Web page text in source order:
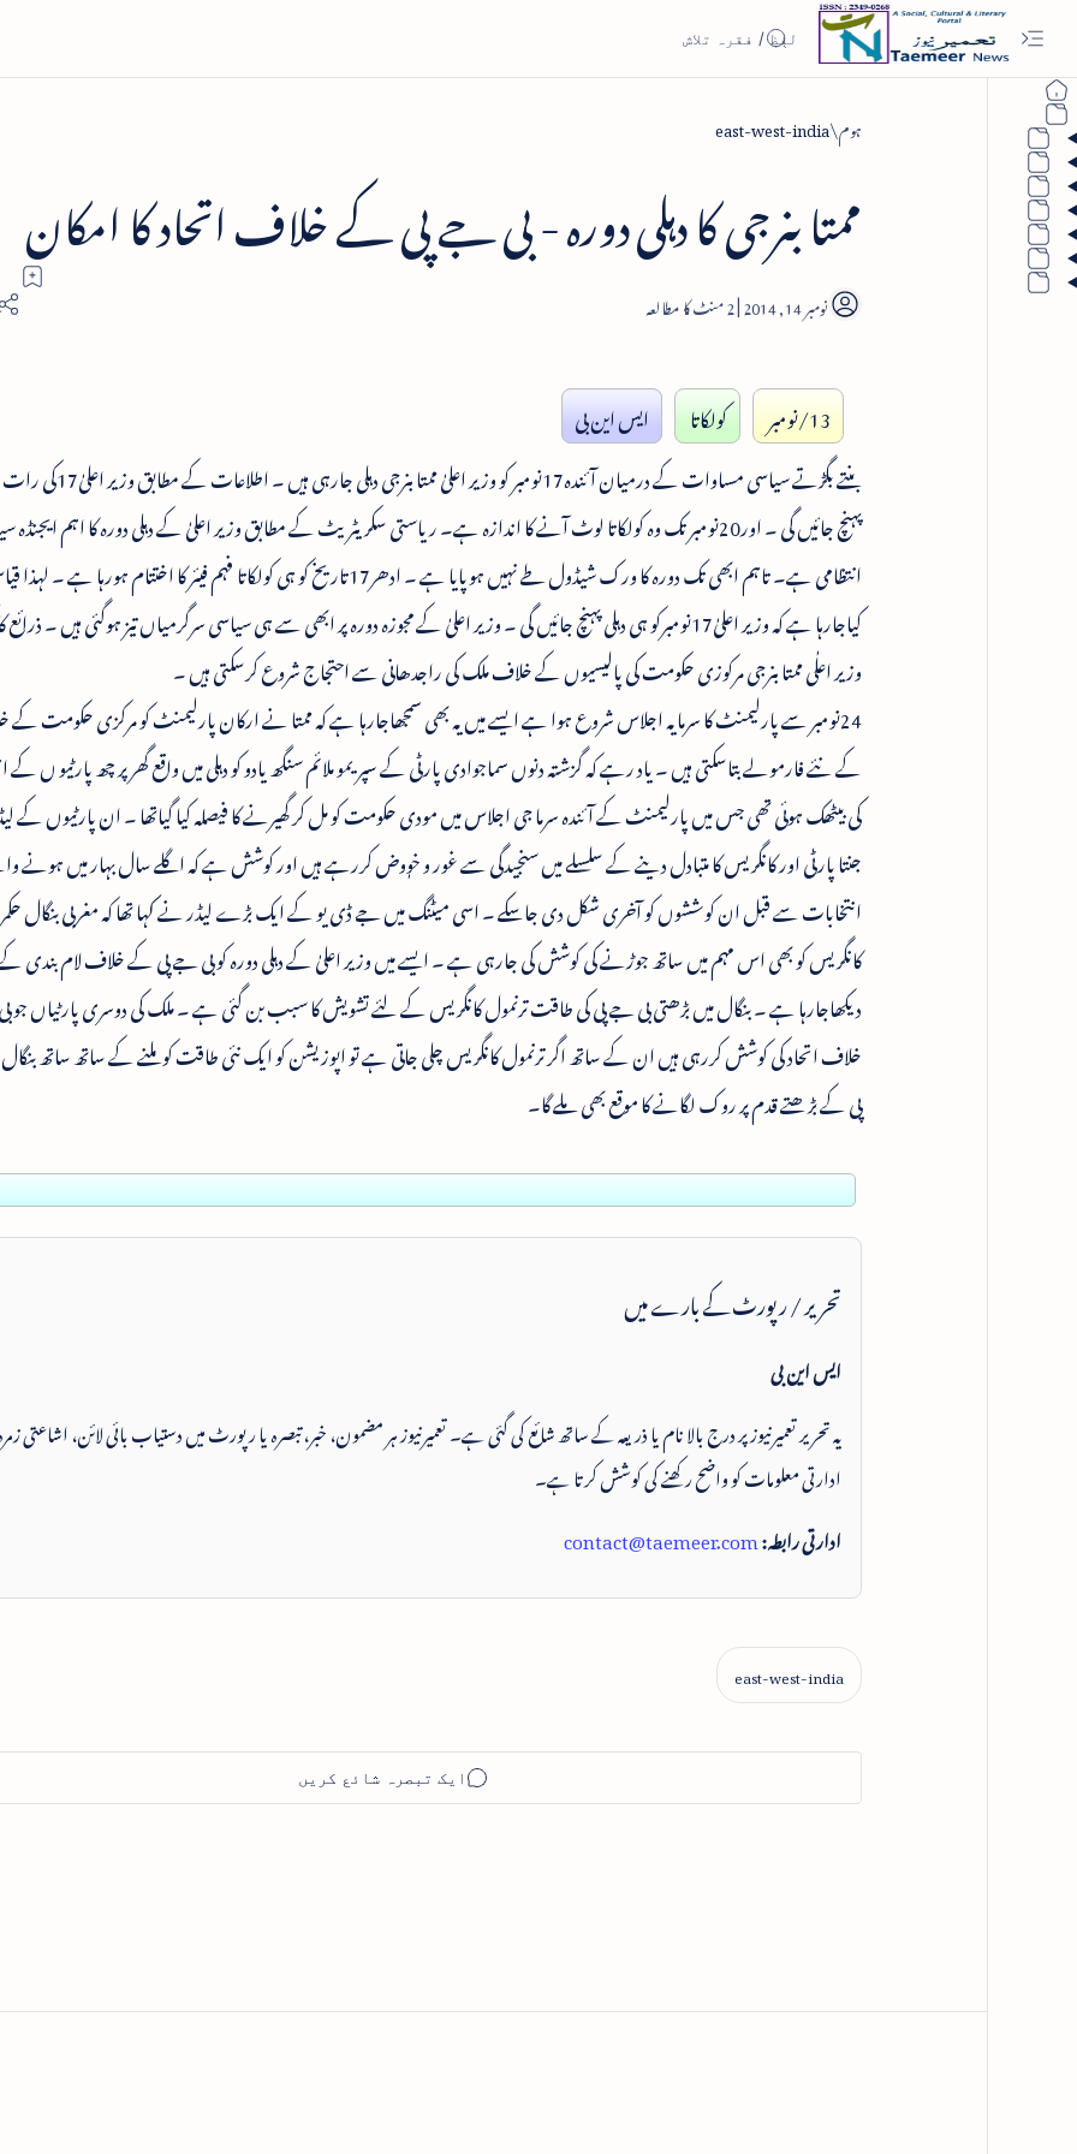
ہوم east-west-india
ممتا بنرجی کا دہلی دورہ - بی جے پی کے خلاف اتحاد کا امکان
2
13/نومبر کولکاتا
ایس این بی
پہنچ جائیں گی ۔ اور20نومبر تک وہ کولکاتا لوٹ آنے کا اندازہ ہے۔ ریاستی سکریٹریٹ کے مطابق وزیر اعلیٰ کے دہلی دورہ کا اہم
انتظامی ہے۔ تاہم ابھی تک دورہ کا ورک شیڈول طے نہیں ہوپایا ہے ۔ ادھر17تاریخ کو ہی کولکاتا فہم فیئر کا اختتام ہورہا ہے
کیاجارہا ہے کہ وزیر اعلیٰ17نومبرکو ہی دہلی پہنچ جائیں گی ۔ وزیر اعلیٰ کے مجوزہ دورہ پر ابھی سے ہی سیاسی سرگرمیاں تیز ہوگئی ہیں ۔
وزیر اعلٰی ممتا بنرجی مرکوزی حکومت کی پالیسیوں کے خلاف ملک کی راجدھانی سے احتجاج شروع کرسکتی ہیں ۔
24نومبر سے پارلیمنٹ کا سرمایہ اجلاس شروع ہوا ہے ایسے میں یہ بھی سمجھاجارہا ہے کہ ممتا نے ارکان پارلیمنٹ کو مرکزی حکومت کے
کے نئے فارمولے بتاسکتی ہیں ۔ یاد رہے کہ گزشتہ دنوں سماجوادی پارٹی کے سپریمو ملائم سنگھ یادو کو دہلی میں واقع گھر پر چھ پارٹیو ں
کی بیٹھک ہوئی تھی جس میں پارلیمنٹ کے آئندہ سرما جی اجلاس میں مودی حکومت کو مل کر گھیرنے کا فیصلہ کیا گیاتھا ۔ ان پارٹیوں کے
جنتا پارٹی اور کانگریس کا متبادل دینے کے سلسلے میں سنجیدگی سے غور و خوٖوض کررہے ہیں اور کوشش ہے کہ اگلے سال بہار میں ہونے
انتخابات سے قبل ان کوششوں کو آخری شکل دی جاسکے ۔ اسی میٹنگ میں جے ڈی یو کے ایک بڑے لیڈر نے کہا تھا کہ مغربی بنگال
کانگریس کو بھی اس مہم میں ساتھ جوڑنے کی کوشش کی جارہی ہے ۔ ایسے میں وزیر اعلیٰ کے دہلی دورہ کو بی جے پی کے خلاف لام بندی
دیکھاجارہا ہے ۔ بنگال میں بڑھتی بی جے پی کی طاقت ترنمول کانگریس کے لئے تشویش کا سبب بن گئی ہے ۔ ملک کی دوسری پارٹیاں
خلاف اتحاد کی کوشش کررہی ہیں ان کے ساتھ اگر ترنمول کانگریس چلی جاتی ہے تو اپوزیشن کو ایک نئی طاقت کو ملنے کے ساتھ ساتھ
پی کے بڑھتے قدم پر روک لگانے کا موقع بھی ملے گا۔
تحریر / رپورٹ کے بارے میں
ایس این بی
یہ تحریر تعمیرنیوز پر درج بالا نام یا ذریعہ کے ساتھ شائع کی گئی ہے۔ تعمیرنیوز ہر مضمون، خبر، تبصرہ یا رپورٹ میں دستیاب بائی لائن، اشاعتی
ادارتی معلومات کو واضح رکھنے کی کوشش کرتا ہے۔
ادارتی رابطہ:contact@taemeer.com